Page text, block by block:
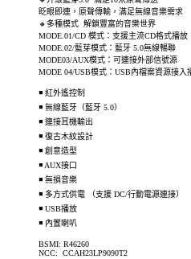
眨眼即連，原聲傳輸，滿足無線音樂需求
🔸多種模式 解鎖豐富的音樂世界
MODE.01/CD 模式：支援主流CD格式播放
MODE.02/藍芽模式：藍牙 5.0無線暢聯
MODE03/AUX模式：可連接外部信號源
MODE 04/USB模式：USB內檔案資源接入
◾ 紅外遙控制
◾ 無線藍牙（藍牙 5.0）
◾ 連接耳機輸出
◾ 復古木紋設計
◾ 創意造型
◾ AUX接口
◾ 無損音樂
◾ 多方式供電 （支援 DC/行動電源連接）
◾ USB播放
◾ 內置喇叭
BSMI: R46260
NCC: CCAH23LP9090T2